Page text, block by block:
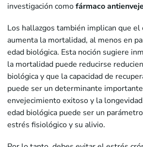
investigación comofármaco
Los hallazgos también implican que
aumenta la mortalidad, al menos en
edad biológica. Esta noción sugiere
la mortalidad puede reducirse
biológica y que la capacidad de
puede ser un determinante
envejecimiento exitoso y la
edad biológica puede ser un
estrés fisiológico y su alivio.